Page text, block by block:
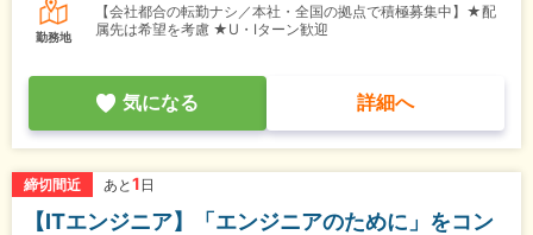
勤務地
【会社都合の転勤ナシ／本社・全国の拠点で積極募集中】★配
属先は希望を考慮 ★U・Iターン歓迎
気になる 詳細へ
締切間近 あと 1 日
【ITエンジニア】「エンジニアのために」をコン